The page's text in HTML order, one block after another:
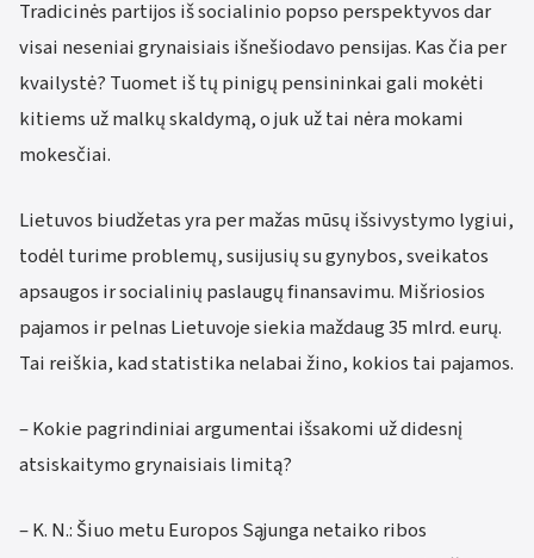
Tradicinės partijos iš socialinio popso perspektyvos dar
visai neseniai grynaisiais išnešiodavo pensijas. Kas čia per
kvailystė? Tuomet iš tų pinigų pensininkai gali mokėti
kitiems už malkų skaldymą, o juk už tai nėra mokami
mokesčiai.
Lietuvos biudžetas yra per mažas mūsų išsivystymo lygiui,
todėl turime problemų, susijusių su gynybos, sveikatos
apsaugos ir socialinių paslaugų finansavimu. Mišriosios
pajamos ir pelnas Lietuvoje siekia maždaug 35 mlrd. eurų.
Tai reiškia, kad statistika nelabai žino, kokios tai pajamos.
– Kokie pagrindiniai argumentai išsakomi už didesnį
atsiskaitymo grynaisiais limitą?
– K. N.: Šiuo metu Europos Sąjunga netaiko ribos